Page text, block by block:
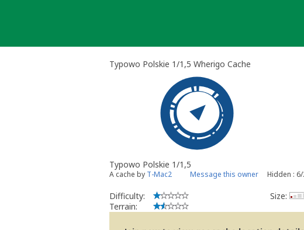
Typowo Polskie 1/1,5 Wherigo Cache
Typowo Polskie 1/1,5
A cache by T-Mac2 Message this owner Hidden :
Difficulty:
Terrain:
Size: